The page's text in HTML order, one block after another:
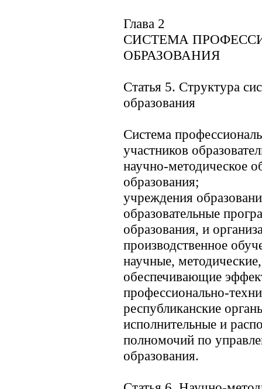
Глава 2
СИСТЕМА
ОБРАЗОВАНИЯ
Статья 5. Структура
образования
Система
участников
научно-методическое
образования;
учреждения
образовательные
образования, и
производственное
научные,
обеспечивающие
профессионально-
республиканские
исполнительные и
полномочий по
образования.